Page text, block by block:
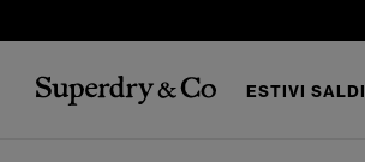
ESTIVI SALDI